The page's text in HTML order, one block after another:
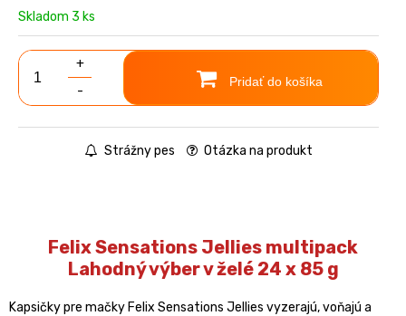
Skladom 3 ks
+
-
Pridať do košíka
Strážny pes Otázka na produkt
Felix Sensations Jellies multipack
Lahodný výber v želé 24 x 85 g
Kapsičky pre mačky Felix Sensations Jellies vyzerajú, voňajú a